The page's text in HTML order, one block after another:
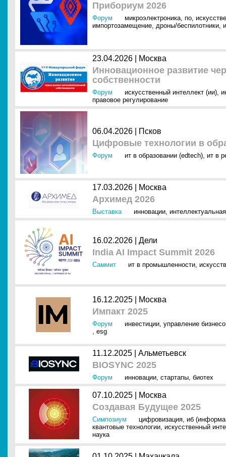
Прибориум 2026
Форум микроэлектроника, по,
импортозамещение, дроны/беспилотники,
23.04.2026 | Москва
Инновационное развитие
собственности
Форум искусственный интеллект (ии),
правовое регулирование
06.04.2026 | Псков
Цифровые технологии в
Форум ит в образовании (edtech), ит в
17.03.2026 | Москва
Архимед 2026
Выставка инновации,
16.02.2026 | Дели
India AI Impact Summit 2026
Саммит ит в промышленности,
16.12.2025 | Москва
Импакт 2025
Форум инвестиции, управление
, esg
11.12.2025 | Альметьевск
BIOSYNC 2025
Форум инновации, стартапы, биотех
07.10.2025 | Москва
Создавая Будущее 2025
Симпозиум цифровизация, иб
квантовые технологии, искусственный
наука